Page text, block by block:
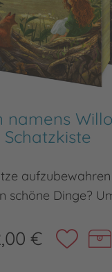
namens
Schatzkiste
schöne Dinge?
€